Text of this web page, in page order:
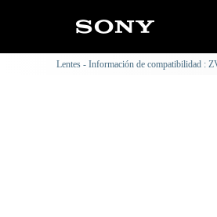
Lentes - Información de compatibilidad :